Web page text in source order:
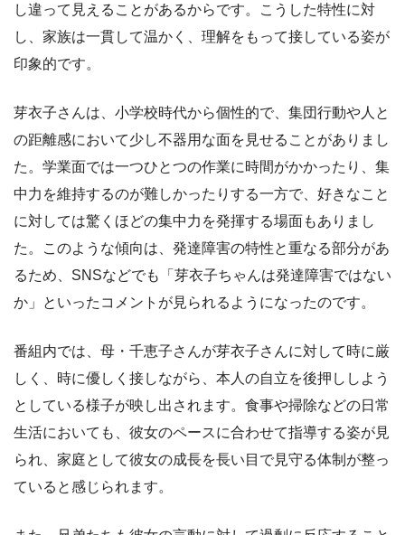
し違って見えることがあるからです。こうした特性に対
し、家族は一貫して温かく、理解をもって接している姿が
印象的です。
芽衣子さんは、小学校時代から個性的で、集団行動や人と
の距離感において少し不器用な面を見せることがありまし
た。学業面では一つひとつの作業に時間がかかったり、集
中力を維持するのが難しかったりする一方で、好きなこと
に対しては驚くほどの集中力を発揮する場面もありまし
た。このような傾向は、発達障害の特性と重なる部分があ
るため、SNSなどでも「芽衣子ちゃんは発達障害ではない
か」といったコメントが見られるようになったのです。
番組内では、母・千恵子さんが芽衣子さんに対して時に厳
しく、時に優しく接しながら、本人の自立を後押ししよう
としている様子が映し出されます。食事や掃除などの日常
生活においても、彼女のペースに合わせて指導する姿が見
られ、家庭として彼女の成長を長い目で見守る体制が整っ
ていると感じられます。